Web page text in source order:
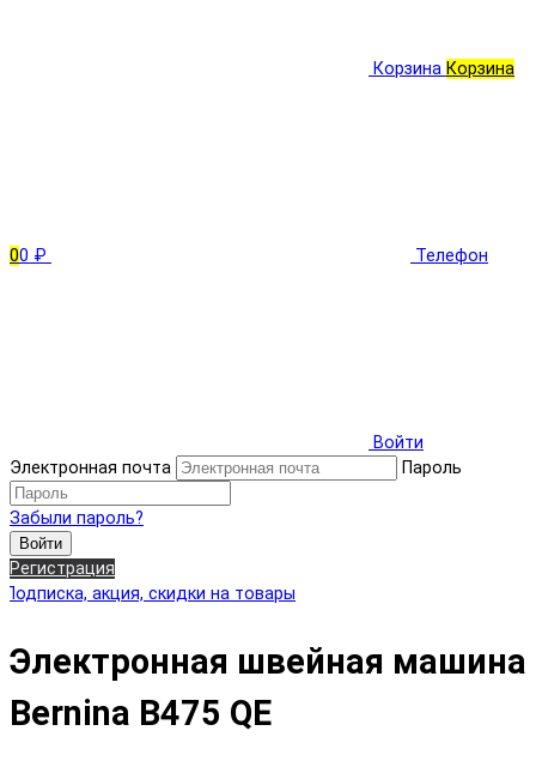
Корзина Корзина
00 ₽ Телефон
Войти
Электронная почта
Пароль
Забыли пароль?
Войти
Регистрация
Электронная швейная машина
Bernina B475 QE